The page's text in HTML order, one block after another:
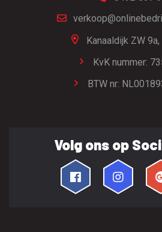
Kanaaldijk ZW 9a,
KvK nummer:
BTW nr:
Volg ons op